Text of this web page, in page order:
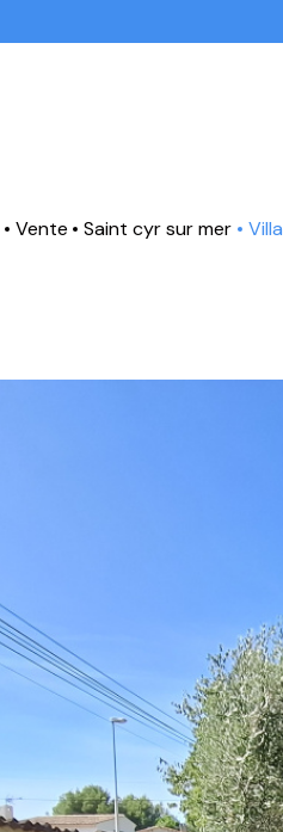
Vente Saint cyr sur mer Villa